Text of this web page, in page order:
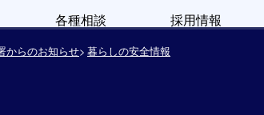
各種相談 採用情報
からのお知らせ 暮らしの安全情報